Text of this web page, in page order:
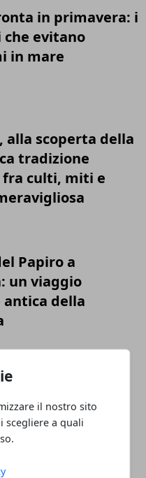
il nostro sito
scegliere a quali
in primavera: i
evitano
in mare
alla scoperta della
tradizione
culti, miti e
Papiro a
un viaggio
antica della
un parente
per una
intoppi